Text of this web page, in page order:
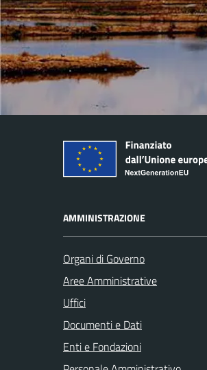
AMMINISTRAZIONE
Organi di Governo
Aree Amministrative
Uffici
Documenti e Dati
Enti e Fondazioni